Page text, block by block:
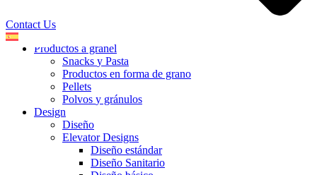
Contact Us
Productos a granel
Snacks y Pasta
Productos en forma de grano
Pellets
Polvos y gránulos
Design
Diseño
Elevator Designs
Diseño estándar
Diseño Sanitario